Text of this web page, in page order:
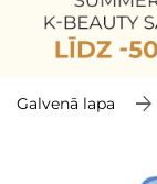
Galvenā lapa